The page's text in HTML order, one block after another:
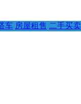
车 房屋租售 二手买卖